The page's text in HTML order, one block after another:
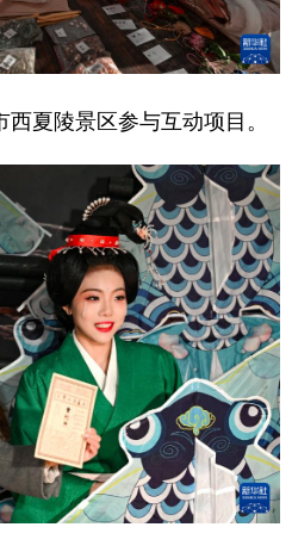
夏陵景区参与互动项目。